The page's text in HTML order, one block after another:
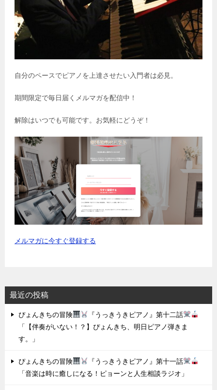
自分のペースでピアノを上達させたい入門者は必見。
期間限定で毎日届くメルマガを配信中！
解除はいつでも可能です。お気軽にどうぞ！
メルマガに今すぐ登録する
最近の投稿
ぴょんきちの冒険
『うっきうきピアノ』第十二話
「【伴奏がいない！？】ぴょんきち、明日ピアノ弾きま
す。」
ぴょんきちの冒険
『うっきうきピアノ』第十一話
「音楽は時に癒しになる！ピョーンと人生相談ラジオ」